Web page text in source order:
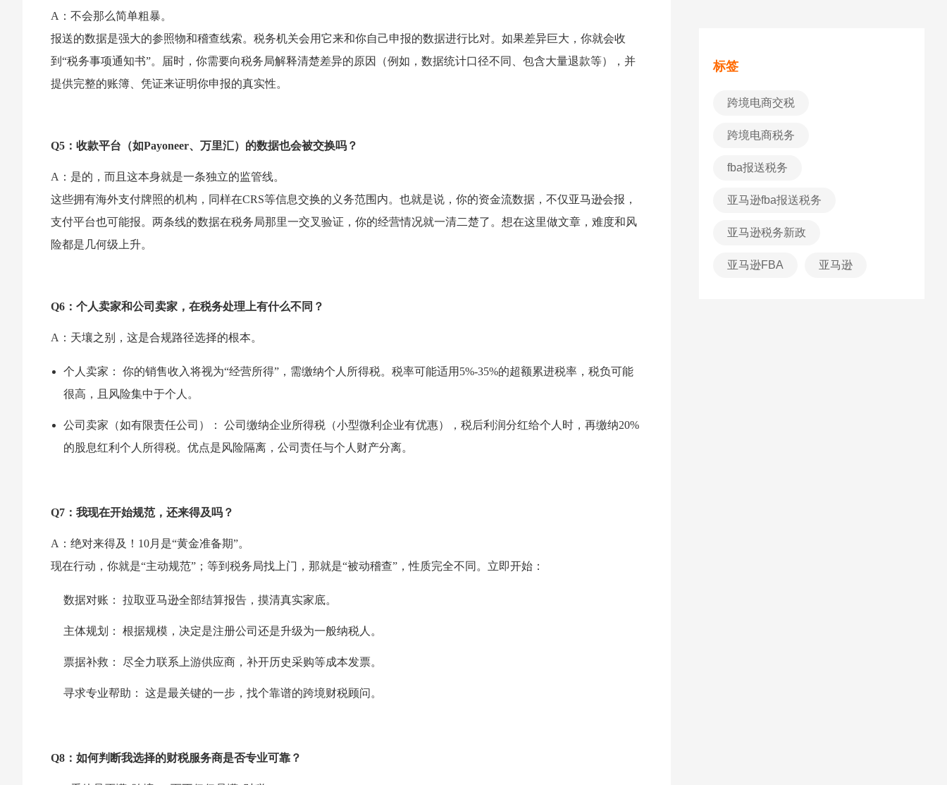
A：不会那么简单粗暴。
报送的数据是强大的参照物和稽查线索。税务机关会用它来和你自己申报的数据进行比对。如果差异巨大，你就会收
到“税务事项通知书”。届时，你需要向税务局解释清楚差异的原因（例如，数据统计口径不同、包含大量退款等），并
提供完整的账簿、凭证来证明你申报的真实性。
Q5：收款平台（如Payoneer、万里汇）的数据也会被交换吗？
A：是的，而且这本身就是一条独立的监管线。
这些拥有海外支付牌照的机构，同样在CRS等信息交换的义务范围内。也就是说，你的资金流数据，不仅亚马逊会报，
支付平台也可能报。两条线的数据在税务局那里一交叉验证，你的经营情况就一清二楚了。想在这里做文章，难度和风
险都是几何级上升。
Q6：个人卖家和公司卖家，在税务处理上有什么不同？
A：天壤之别，这是合规路径选择的根本。
个人卖家： 你的销售收入将视为“经营所得”，需缴纳个人所得税。税率可能适用5%-35%的超额累进税率，税负可能
很高，且风险集中于个人。
公司卖家（如有限责任公司）： 公司缴纳企业所得税（小型微利企业有优惠），税后利润分红给个人时，再缴纳20%
的股息红利个人所得税。优点是风险隔离，公司责任与个人财产分离。
Q7：我现在开始规范，还来得及吗？
A：绝对来得及！10月是“黄金准备期”。
现在行动，你就是“主动规范”；等到税务局找上门，那就是“被动稽查”，性质完全不同。立即开始：
数据对账： 拉取亚马逊全部结算报告，摸清真实家底。
主体规划： 根据规模，决定是注册公司还是升级为一般纳税人。
票据补救： 尽全力联系上游供应商，补开历史采购等成本发票。
寻求专业帮助： 这是最关键的一步，找个靠谱的跨境财税顾问。
Q8：如何判断我选择的财税服务商是否专业可靠？
标签
跨境电商交税
跨境电商税务
fba报送税务
亚马逊fba报送税务
亚马逊税务新政
​亚马逊FBA 亚马逊